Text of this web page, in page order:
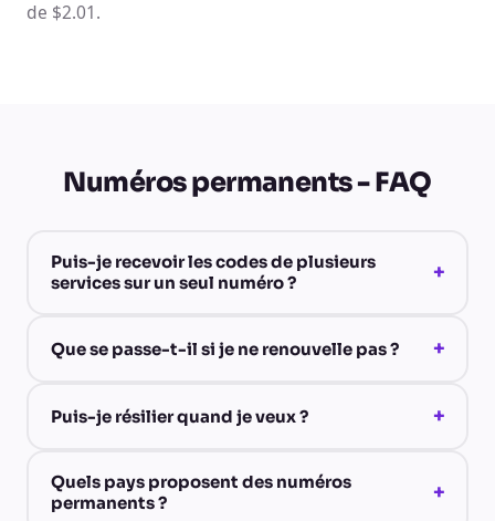
de $2.01.
Numéros permanents - FAQ
Puis-je recevoir les codes de plusieurs
services sur un seul numéro ?
+
Que se passe-t-il si je ne renouvelle pas ? +
Puis-je résilier quand je veux ? +
Quels pays proposent des numéros
permanents ?
+